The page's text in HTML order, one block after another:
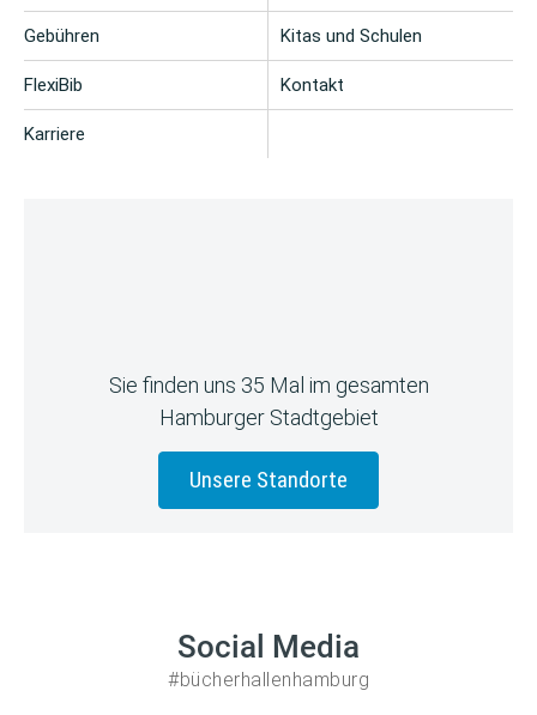
Gebühren
FlexiBib
Karriere
Kitas und Schulen
Kontakt
Sie finden uns 35 Mal im gesamten
Hamburger Stadtgebiet
Unsere Standorte
Social Media
#bücherhallenhamburg